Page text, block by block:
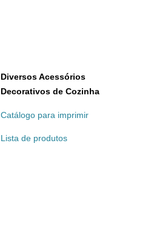
Diversos Acessórios
Decorativos de Cozinha
Catálogo para imprimir
Lista de produtos